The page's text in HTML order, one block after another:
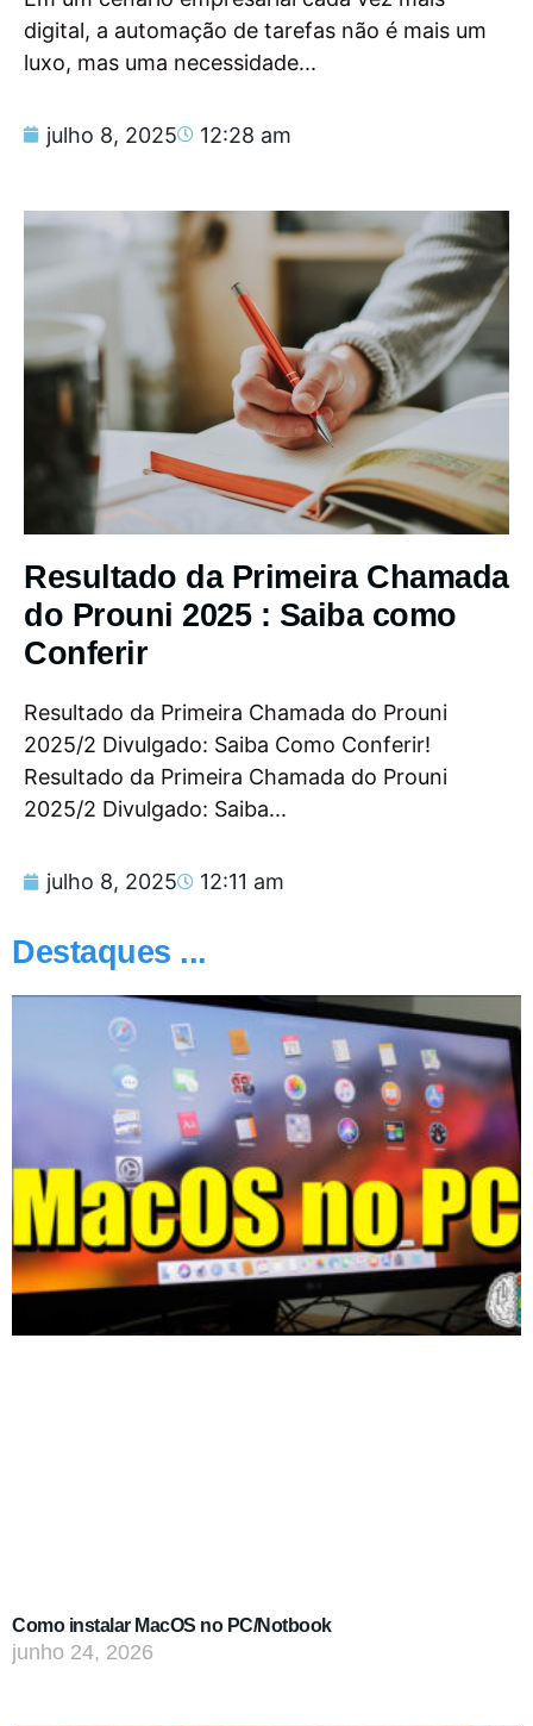
digital, a automação de tarefas não é mais um
luxo, mas uma necessidade...
julho 8, 2025 12:28 am
Resultado da Primeira Chamada
do Prouni 2025 : Saiba como
Conferir
Resultado da Primeira Chamada do Prouni
2025/2 Divulgado: Saiba Como Conferir!
Resultado da Primeira Chamada do Prouni
2025/2 Divulgado: Saiba...
julho 8, 2025 12:11 am
Destaques ...
Como instalar MacOS no PC/Notbook
junho 24, 2026